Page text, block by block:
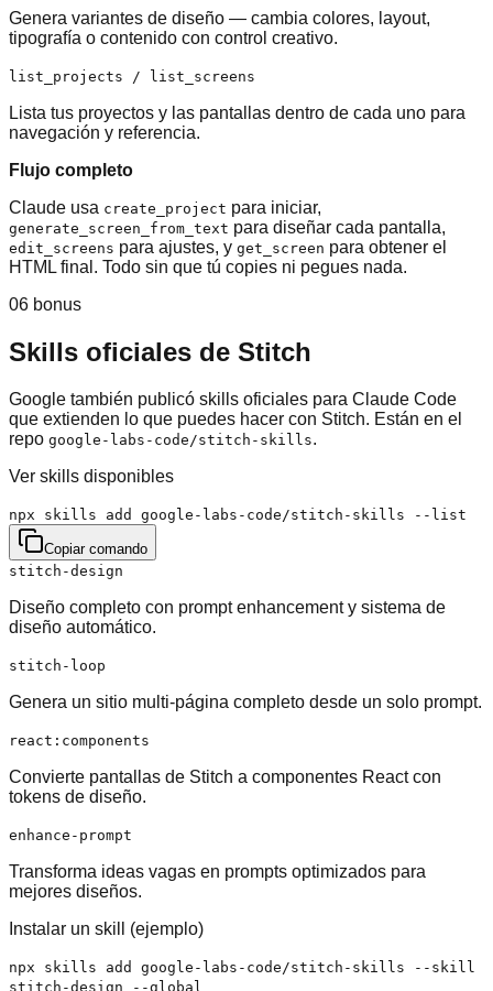
Genera variantes de diseño — cambia colores, layout,
tipografía o contenido con control creativo.
list_projects / list_screens
Lista tus proyectos y las pantallas dentro de cada uno para
navegación y referencia.
Flujo completo
Claude usa create_project para iniciar,
generate_screen_from_text para diseñar cada pantalla,
edit_screens para ajustes, y get_screen para obtener el
HTML final. Todo sin que tú copies ni pegues nada.
06 bonus
Skills oficiales de Stitch
Google también publicó skills oficiales para Claude Code
que extienden lo que puedes hacer con Stitch. Están en el
repo google-labs-code/stitch-skills.
Ver skills disponibles
npx skills add google-labs-code/stitch-skills --list
Copiar comando
stitch-design
Diseño completo con prompt enhancement y sistema de
diseño automático.
stitch-loop
Genera un sitio multi-página completo desde un solo prompt.
react:components
Convierte pantallas de Stitch a componentes React con
tokens de diseño.
enhance-prompt
Transforma ideas vagas en prompts optimizados para
mejores diseños.
Instalar un skill (ejemplo)
npx skills add google-labs-code/stitch-skills --skill
stitch-design --global